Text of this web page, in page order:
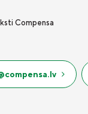
Compensa